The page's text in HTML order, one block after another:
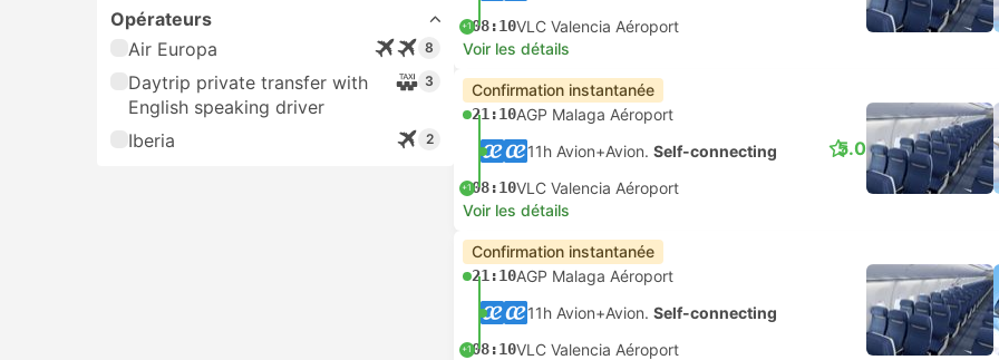
Opérateurs
Air Europa
8
Daytrip private transfer with
English speaking driver
3
Iberia 2
+108:10VLC Valencia Aéroport
Voir les détails
Confirmation instantanée
21:10AGP Malaga Aéroport
11h Avion+Avion. Self-connecting
+108:10VLC Valencia Aéroport
5.0
Voir les détails
Confirmation instantanée
21:10AGP Malaga Aéroport
11h Avion+Avion. Self-connecting
+108:10VLC Valencia Aéroport